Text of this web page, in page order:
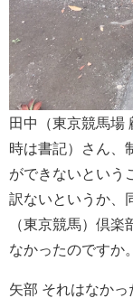
田中（東京競馬場
時は書記）さん、
ができないという
訳ないというか、
（東京競馬）倶
なかったのですか。
矢部 それはなかっ